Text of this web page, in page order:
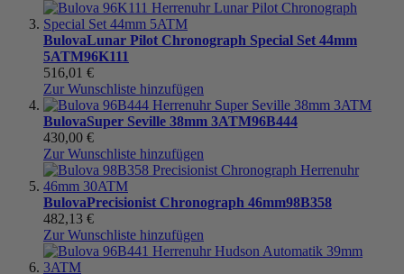
BulovaLunar Pilot Chronograph Special Set 44mm
5ATM96K111
516,01 €
Zur Wunschliste hinzufügen
BulovaSuper Seville 38mm 3ATM96B444
430,00 €
Zur Wunschliste hinzufügen
BulovaPrecisionist Chronograph 46mm98B358
482,13 €
Zur Wunschliste hinzufügen